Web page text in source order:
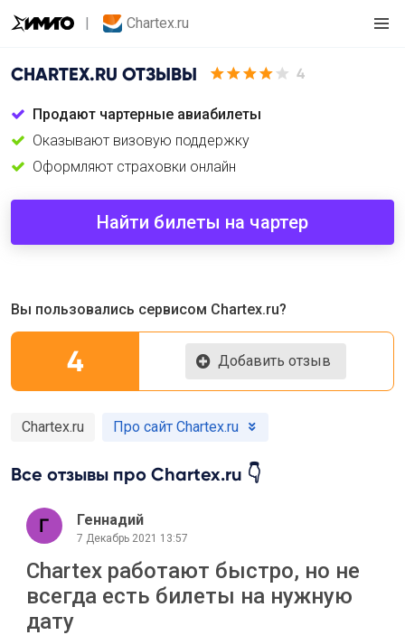
Chartex.ru
CHARTEX.RU ОТЗЫВЫ 4
Продают чартерные авиабилеты
Оказывают визовую поддержку
Оформляют страховки онлайн
Найти билеты на чартер
Вы пользовались сервисом Chartex.ru?
4 Добавить отзыв
Chartex.ru Про сайт Chartex.ru
Все отзывы про Chartex.ru 👇
Геннадий
7 Декабрь 2021 13:57
Chartex работают быстро, но не
всегда есть билеты на нужную
дату